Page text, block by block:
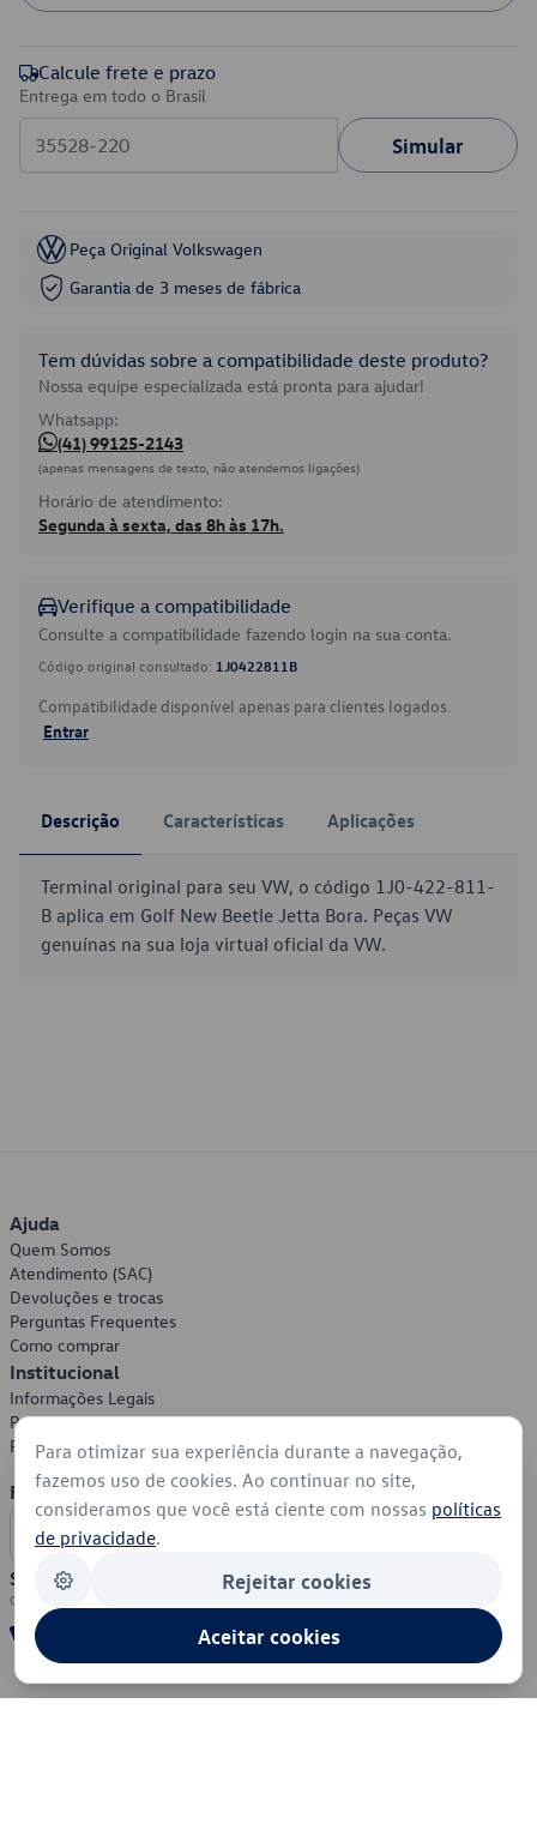
Calcule frete e prazo
Entrega em todo o Brasil
Simular
Peça Original Volkswagen
Garantia de 3 meses de fábrica
Tem dúvidas sobre a compatibilidade deste produto?
Nossa equipe especializada está pronta para ajudar!
Whatsapp:
(41) 99125-2143
(apenas mensagens de texto, não atendemos ligações)
Horário de atendimento:
Segunda à sexta, das 8h às 17h.
Verifique a compatibilidade
Consulte a compatibilidade fazendo login na sua conta.
Código original consultado: 1J0422811B
Compatibilidade disponível apenas para clientes logados.
Entrar
Descrição Características Aplicações
Terminal original para seu VW, o código 1J0-422-811-
B aplica em Golf New Beetle Jetta Bora. Peças VW
genuínas na sua loja virtual oficial da VW.
Ajuda
Quem Somos
Atendimento (SAC)
Devoluções e trocas
Perguntas Frequentes
Como comprar
Institucional
Informações Legais
Política de Privacidade
Política de Cookies
Formas de Pagamento
Segurança
Para otimizar sua experiência durante a navegação,
fazemos uso de cookies. Ao continuar no site,
consideramos que você está ciente com nossas políticas
de privacidade.
Rejeitar cookies
Aceitar cookies